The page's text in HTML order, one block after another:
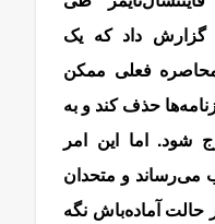
۲۵ آوریل گزارش داد که یک
فعلی ممکن
حذف کند و به
شود. اما این امر
می‌رساند و متحدان
حالت آماده‌باش نگه